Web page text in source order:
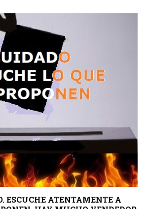
ESCUCHE ATENTAMENTE A